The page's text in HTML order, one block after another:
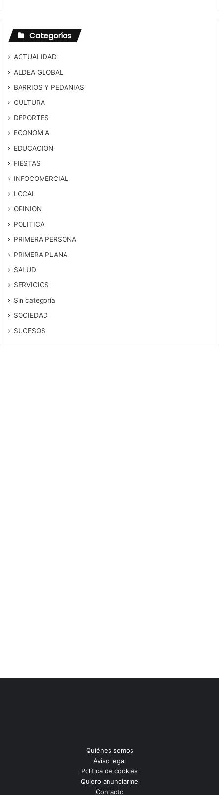
Categorías
ACTUALIDAD
ALDEA GLOBAL
BARRIOS Y PEDANIAS
CULTURA
DEPORTES
ECONOMIA
EDUCACION
FIESTAS
INFOCOMERCIAL
LOCAL
OPINION
POLITICA
PRIMERA PERSONA
PRIMERA PLANA
SALUD
SERVICIOS
Sin categoría
SOCIEDAD
SUCESOS
Quiénes somos
Aviso legal
Política de cookies
Quiero anunciarme
Contacto